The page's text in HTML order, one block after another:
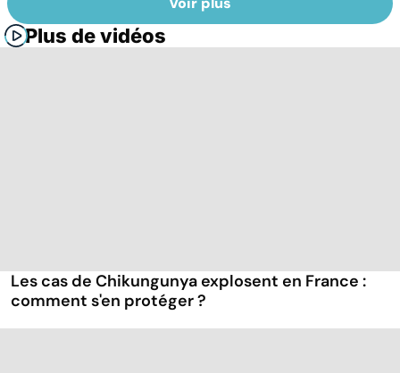
Plus de vidéos
Les cas de Chikungunya explosent en France :
comment s'en protéger ?